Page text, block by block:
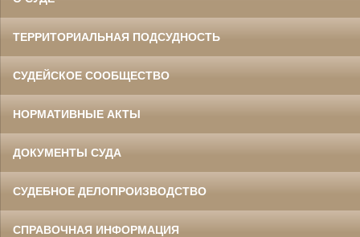
ТЕРРИТОРИАЛЬНАЯ ПОДСУДНОСТЬ
СУДЕЙСКОЕ СООБЩЕСТВО
НОРМАТИВНЫЕ АКТЫ
ДОКУМЕНТЫ СУДА
СУДЕБНОЕ ДЕЛОПРОИЗВОДСТВО
СПРАВОЧНАЯ ИНФОРМАЦИЯ